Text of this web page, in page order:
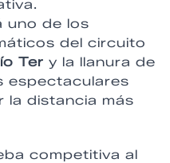
uno de los
del circuito
Ter y la llanura de
espectaculares
la distancia más
competitiva al